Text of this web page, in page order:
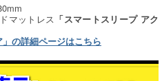
マットレス 「スマートスリープ アク
」の詳細ページはこちら